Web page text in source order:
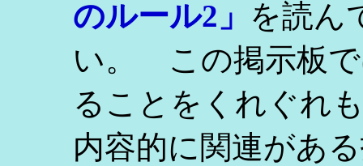
のルール2」 を読ん
い。 この掲示板で
ることをくれぐれ
内容的に関連があ